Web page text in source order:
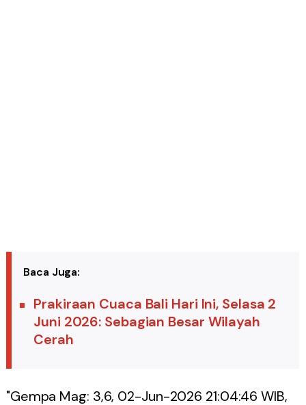
Baca Juga:
Prakiraan Cuaca Bali Hari Ini, Selasa 2
Juni 2026: Sebagian Besar Wilayah
Cerah
"Gempa Mag: 3,6, 02-Jun-2026 21:04:46 WIB,